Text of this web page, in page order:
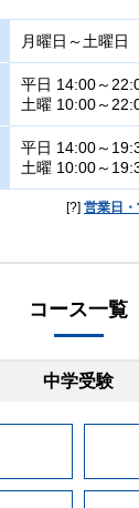
月曜日～土曜日
平日 14:00～
土曜 10:00～
平日 14:00～
土曜 10:00～
[?] 営業日
コース一覧
中学受験